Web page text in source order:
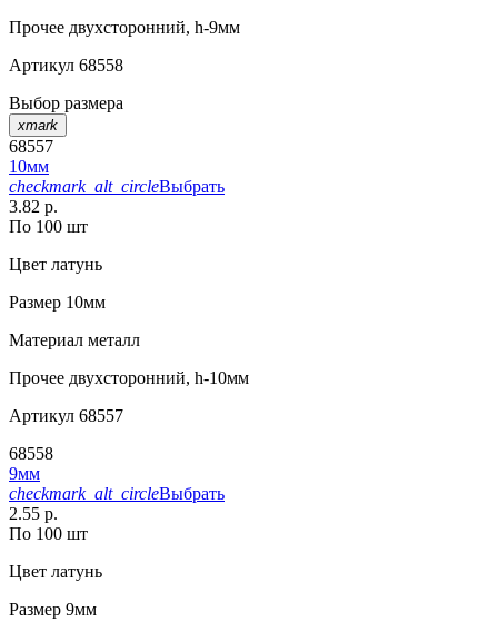
Прочее двухсторонний, h-9мм
Артикул 68558
Выбор размера
xmark
68557
10мм
checkmark_alt_circleВыбрать
3.82 р.
По 100 шт
Цвет латунь
Размер 10мм
Материал металл
Прочее двухсторонний, h-10мм
Артикул 68557
68558
9мм
checkmark_alt_circleВыбрать
2.55 р.
По 100 шт
Цвет латунь
Размер 9мм